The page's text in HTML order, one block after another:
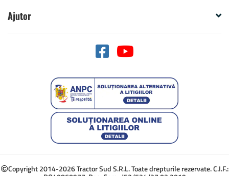
Ajutor
Copyright 2014-2026 Tractor Sud S.R.L. Toate drepturile rezervate. C.I.F.: